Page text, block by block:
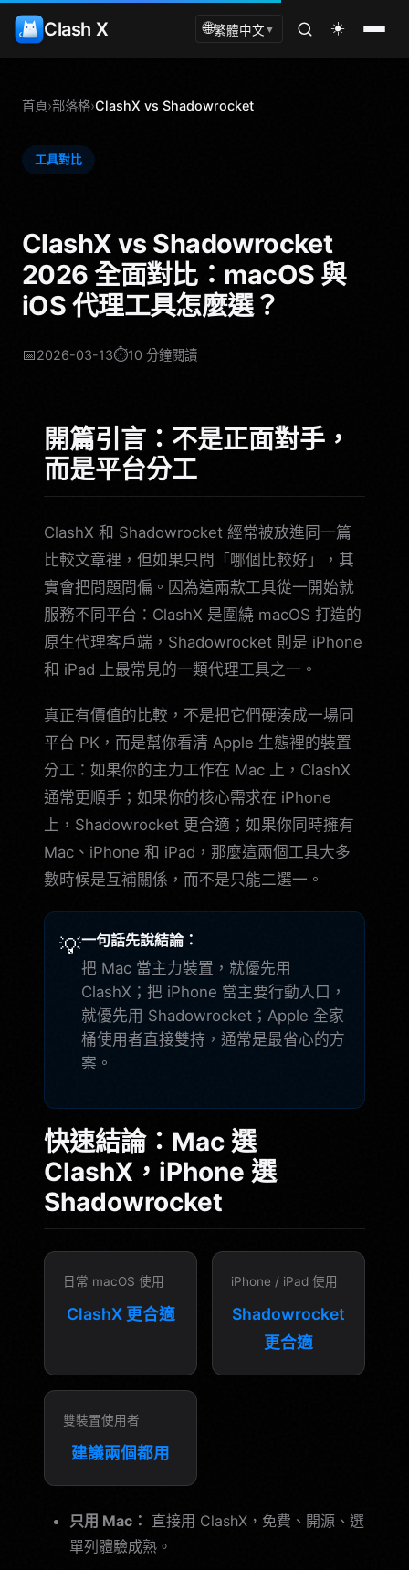
Clash X 🌐繁體中文 ▼ ☀️
首頁›部落格›ClashX vs Shadowrocket
工具對比
ClashX vs Shadowrocket
2026 全面對比：macOS 與
iOS 代理工具怎麼選？
📅2026-03-13⏱️10 分鐘閱讀
開篇引言：不是正面對手，
而是平台分工
ClashX 和 Shadowrocket 經常被放進同一篇
比較文章裡，但如果只問「哪個比較好」，其
實會把問題問偏。因為這兩款工具從一開始就
服務不同平台：ClashX 是圍繞 macOS 打造的
原生代理客戶端，Shadowrocket 則是 iPhone
和 iPad 上最常見的一類代理工具之一。
真正有價值的比較，不是把它們硬湊成一場同
平台 PK，而是幫你看清 Apple 生態裡的裝置
分工：如果你的主力工作在 Mac 上，ClashX
通常更順手；如果你的核心需求在 iPhone
上，Shadowrocket 更合適；如果你同時擁有
Mac、iPhone 和 iPad，那麼這兩個工具大多
數時候是互補關係，而不是只能二選一。
💡一句話先說結論：
把 Mac 當主力裝置，就優先用
ClashX；把 iPhone 當主要行動入口，
就優先用 Shadowrocket；Apple 全家
桶使用者直接雙持，通常是最省心的方
案。
快速結論：Mac 選
ClashX，iPhone 選
Shadowrocket
日常 macOS 使用
ClashX 更合適
iPhone / iPad 使用
Shadowrocket
更合適
雙裝置使用者
建議兩個都用
只用 Mac： 直接用 ClashX，免費、開源、選
單列體驗成熟。